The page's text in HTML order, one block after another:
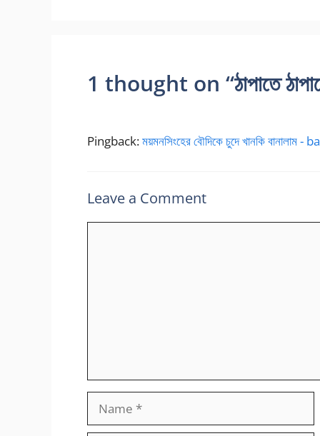
1 thought on “ঠাপাতে
Pingback:ময়মনসিংহের বৌদিকে চুদে খানকি
Leave a Comment